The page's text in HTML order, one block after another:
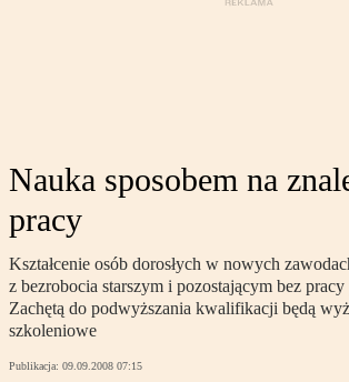
Nauka sposobem na
pracy
Kształcenie osób dorosłych w nowych
z bezrobocia starszym i pozostającym bez pracy
Zachętą do podwyższania kwalifikacji będą
szkoleniowe
Publikacja: 09.09.2008 07:15